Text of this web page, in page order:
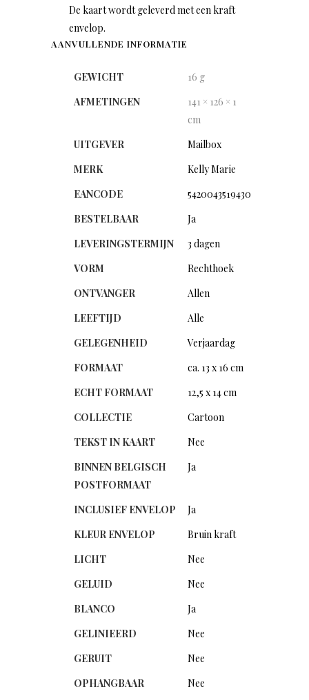
De kaart wordt geleverd met een kraft
envelop.
AANVULLENDE INFORMATIE
GEWICHT
16 g
AFMETINGEN
141 × 126 × 1
cm
UITGEVER
Mailbox
MERK
Kelly Marie
EANCODE
5420043519430
BESTELBAAR
Ja
LEVERINGSTERMIJN
3 dagen
VORM
Rechthoek
ONTVANGER
Allen
LEEFTIJD
Alle
GELEGENHEID
Verjaardag
FORMAAT
ca. 13 x 16 cm
ECHT FORMAAT
12,5 x 14 cm
COLLECTIE
Cartoon
TEKST IN KAART
Nee
BINNEN BELGISCH
POSTFORMAAT
Ja
INCLUSIEF ENVELOP
Ja
KLEUR ENVELOP
Bruin kraft
LICHT
Nee
GELUID
Nee
BLANCO
Ja
GELINIEERD
Nee
GERUIT
Nee
OPHANGBAAR
Nee